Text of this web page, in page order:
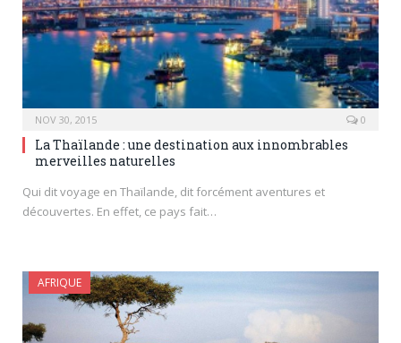
NOV 30, 2015 0
La Thaïlande : une destination aux innombrables
merveilles naturelles
Qui dit voyage en Thaïlande, dit forcément aventures et
découvertes. En effet, ce pays fait…
AFRIQUE